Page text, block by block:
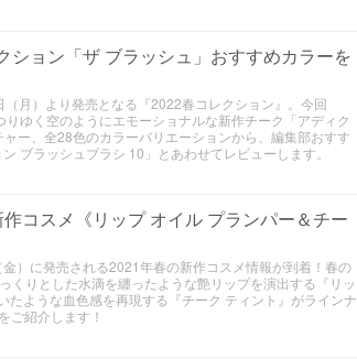
ョン「ザ ブラッシュ」おすすめカラーを
月）より発売となる『2022春コレクション』。今回
ゆく空のようにエモーショナルな新作チーク「アディク
ー、全28色のカラーバリエーションから、編集部おすす
ブラッシュブラシ 10」とあわせてレビューします。
コスメ《リップ オイル プランパー＆チー
）に発売される2021年春の新作コスメ情報が到着！春の
くりとした水滴を纏ったような艶リップを演出する『リッ
ような血色感を再現する『チーク ティント』がラインナ
ご紹介します！